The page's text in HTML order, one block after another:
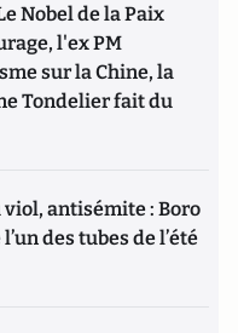
Nobel de la Paix
l'ex PM
sur la Chine, la
Tondelier fait du
antisémite : Boro
des tubes de l’été